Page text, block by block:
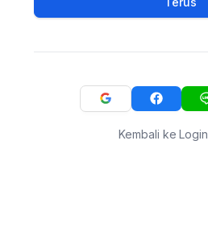
Kembali ke Login